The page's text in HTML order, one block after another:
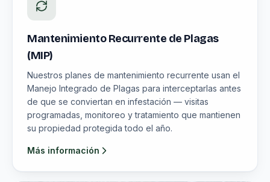
Mantenimiento Recurrente de Plagas
(MIP)
Nuestros planes de mantenimiento recurrente usan el
Manejo Integrado de Plagas para interceptarlas antes
de que se conviertan en infestación — visitas
programadas, monitoreo y tratamiento que mantienen
su propiedad protegida todo el año.
Más información